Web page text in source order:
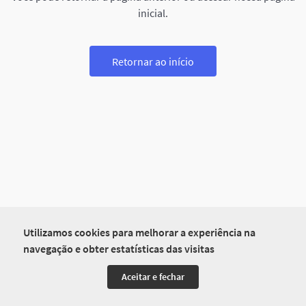
Utilizamos cookies para melhorar a experiência na
navegação e obter estatísticas das visitas
Aceitar e fechar
inicial.
Retornar ao início